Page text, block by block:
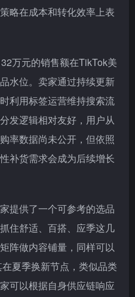
略在成本和转化效率上表
万元的销售额在TikTok美
水位。卖家通过持续更新
利用标签运营维持搜索流
发逻辑相对友好，用户从
率数据尚未公开，但依照
补货需求会成为后续增长
提供了一个可参考的选品
住舒适、百搭、应季这几
阵做内容铺量，同样可以
夏季换新节点，类似品类
可以根据自身供应链响应